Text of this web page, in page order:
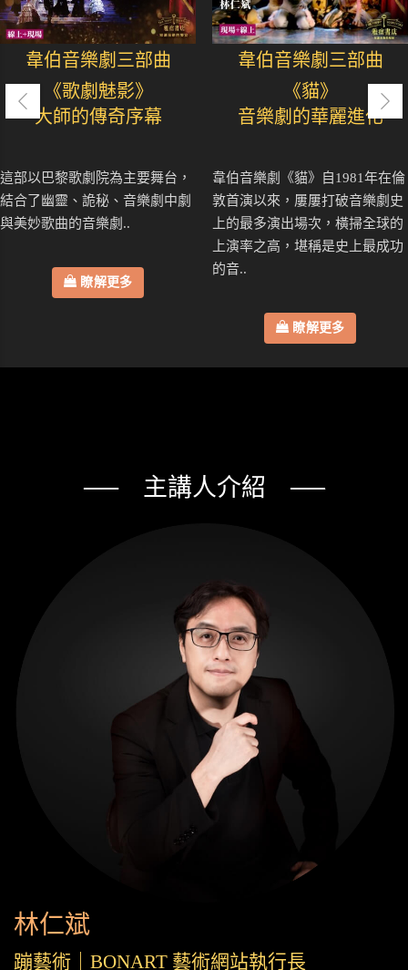
韋伯音樂劇三部曲
《歌劇魅影》
大師的傳奇序幕
這部以巴黎歌劇院為主要舞台，
結合了幽靈、詭秘、音樂劇中劇
與美妙歌曲的音樂劇..
瞭解更多
韋伯音樂劇三部曲
《貓》
音樂劇的華麗進化
韋伯音樂劇《貓》自1981年在倫
敦首演以來，屢屢打破音樂劇史
上的最多演出場次，橫掃全球的
上演率之高，堪稱是史上最成功
的音..
瞭解更多
── 主講人介紹 ──
林仁斌
蹦藝術｜BONART 藝術網站執行長